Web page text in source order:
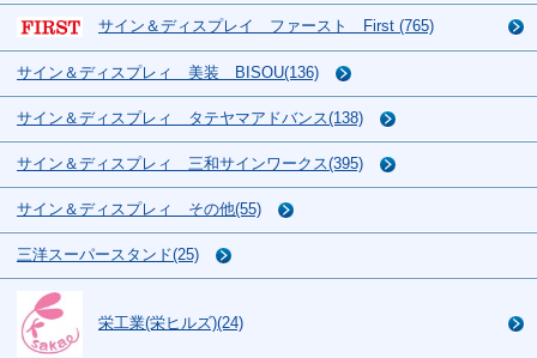
サイン＆ディスプレイ ファースト First (765)
サイン＆ディスプレィ 美装 BISOU(136)
サイン＆ディスプレィ タテヤマアドバンス(138)
サイン＆ディスプレィ 三和サインワークス(395)
サイン＆ディスプレィ その他(55)
三洋スーパースタンド(25)
栄工業(栄ヒルズ)(24)